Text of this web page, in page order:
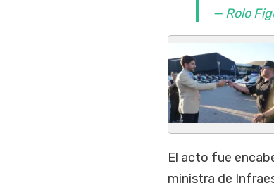
— Rolo
El acto fue
ministra de